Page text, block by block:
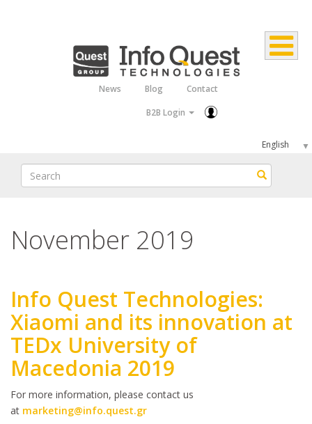
News Blog
Contact
B2B Login
Select
your
language
Search Search
November 2019
Info Quest Technologies:
Xiaomi and its innovation at
TEDx University of
Macedonia 2019
Body
For more information, please contact us
at marketing@info.quest.gr